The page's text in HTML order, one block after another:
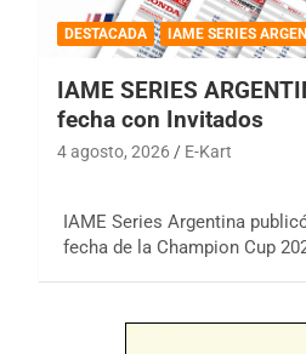
DESTACADA IAME SERIES
IAME SERIES
fecha con Invitados
4 agosto, 2026 E-Kart
IAME Series Argentina
fecha de la Champion Cup